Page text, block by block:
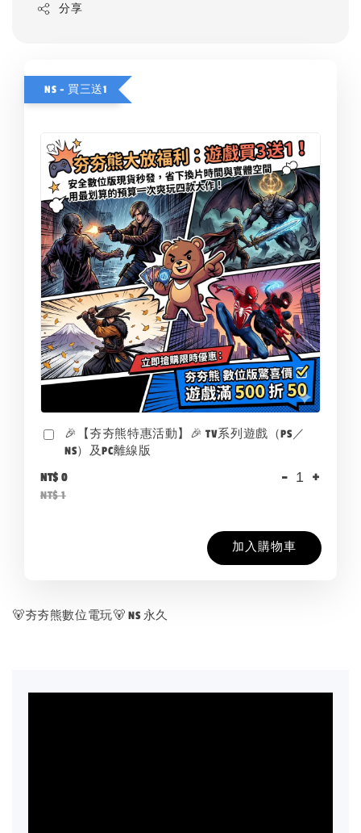
分享
NS - 買三送1
🎉【夯夯熊特惠活動】🎉 TV系列遊戲（PS／
NS）及PC離線版
NT$ 0
NT$ 1
- +
加入購物車
🐻夯夯熊數位電玩🐻 NS 永久